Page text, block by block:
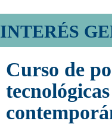
INTERÉS
Curso de